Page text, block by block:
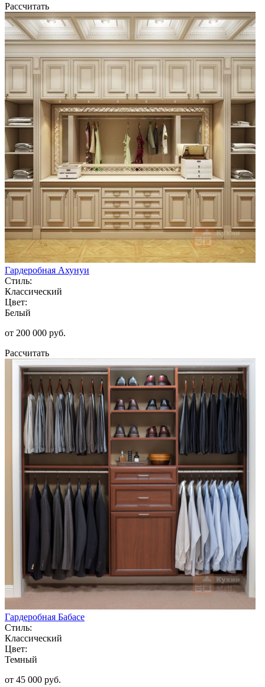
Рассчитать
Гардеробная Ахунуи
Стиль:
Классический
Цвет:
Белый
от 200 000 руб.
Рассчитать
Гардеробная Бабасе
Стиль:
Классический
Цвет:
Темный
от 45 000 руб.